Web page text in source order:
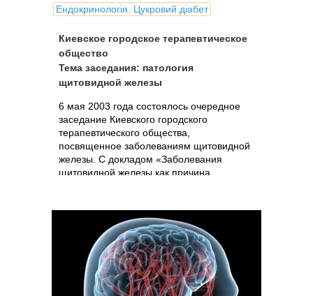
Ендокринологія. Цукровий діабет
Киевское городское терапевтическое
общество
Тема заседания: патология
щитовидной железы
6 мая 2003 года состоялось очередное
заседание Киевского городского
терапевтического общества,
посвященное заболеваниям щитовидной
железы. С докладом «Заболевания
щитовидной железы как причина